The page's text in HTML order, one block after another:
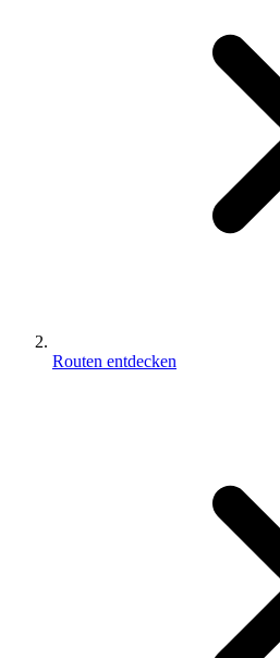
Routen entdecken